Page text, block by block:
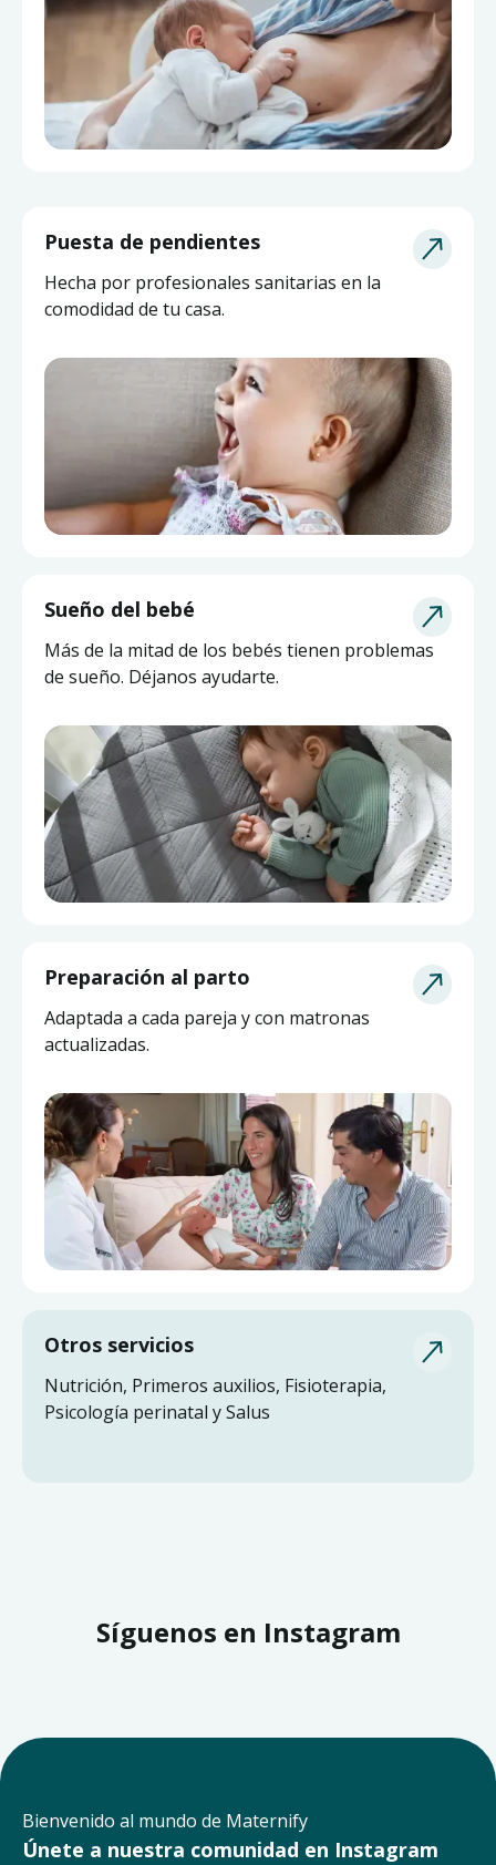
Puesta de pendientes
Hecha por profesionales sanitarias en la
comodidad de tu casa.
Asesoría de Lactancia
Pide ayuda a una matrona experta y actualizada
sin salir de casa.
Preparación al parto
Adaptada a cada pareja y con matronas
actualizadas.
Sueño del bebé
Más de la mitad de los bebés tienen problemas
de sueño. Déjanos ayudarte.
Otros servicios
Nutrición, Primeros auxilios, Fisioterapia,
Psicología perinatal y Salus
Síguenos en Instagram
Bienvenido al mundo de Maternify
Únete a nuestra comunidad en Instagram